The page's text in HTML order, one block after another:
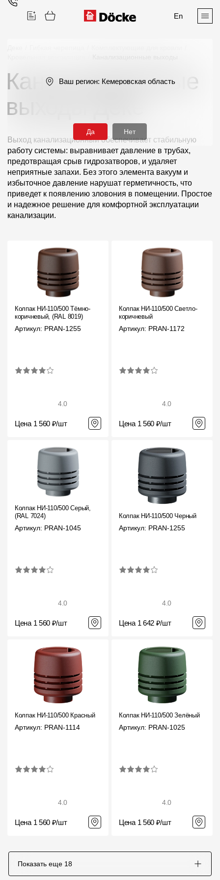
En
Поиск
Продукция
Фасадные материалы
Софиты
Комплектующие для фасадов
Пленки и мембраны
Мягкая кровля
Водостоки
Металлические водосточные системы
Водосборник
Чердачные лестницы
Технические листы
Рекламные материалы
Гарантии
Чертежи
Текстуры
Фото объектов
Вопрос-ответ/Faq
Калькулятор
Компания
Канализационные
выходы Дёке
Выход канализационный обеспечивает стабильную
работу системы: выравнивает давление в трубах,
предотвращая срыв гидрозатворов, и удаляет
неприятные запахи. Без этого элемента вакуум и
избыточное давление нарушат герметичность, что
приведет к появлению зловония в помещении. Простое
и надежное решение для комфортной эксплуатации
канализации.
Колпак НИ-110/500 Тёмно-
коричневый, (RAL 8019)
Артикул: PRAN-1255
4.0
Цена 1 560 ₽/шт
Колпак НИ-110/500 Светло-
коричневый
Артикул: PRAN-1172
4.0
Цена 1 560 ₽/шт
Колпак НИ-110/500 Серый,
(RAL 7024)
Артикул: PRAN-1045
4.0
Цена 1 560 ₽/шт
Колпак НИ-110/500 Черный
Артикул: PRAN-1255
4.0
Цена 1 642 ₽/шт
Колпак НИ-110/500 Красный
Артикул: PRAN-1114
4.0
Цена 1 560 ₽/шт
Колпак НИ-110/500 Зелёный
Артикул: PRAN-1025
4.0
Цена 1 560 ₽/шт
Показать еще 18
Ваш регион: Кемеровская область
Да Нет